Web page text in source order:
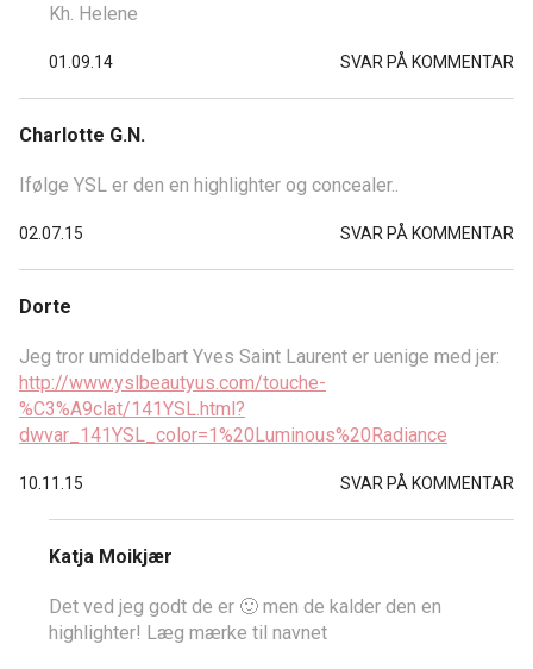
Kh. Helene
01.09.14 SVAR PÅ KOMMENTAR
Charlotte G.N.
Ifølge YSL er den en highlighter og concealer..
02.07.15 SVAR PÅ KOMMENTAR
Dorte
Jeg tror umiddelbart Yves Saint Laurent er uenige med jer:
http://www.yslbeautyus.com/touche-
%C3%A9clat/141YSL.html?
dwvar_141YSL_color=1%20Luminous%20Radiance
10.11.15 SVAR PÅ KOMMENTAR
Katja Moikjær
Det ved jeg godt de er 🙂 men de kalder den en
highlighter! Læg mærke til navnet